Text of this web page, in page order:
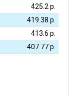
425.2 р.
419.38 р.
413.6 р.
407.77р.